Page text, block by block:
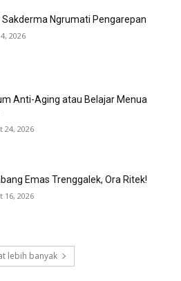
Sakderma Ngrumati Pengarepan
2026
Anti-Aging atau Belajar Menua
24, 2026
Emas Trenggalek, Ora Ritek!
16, 2026
lebih banyak